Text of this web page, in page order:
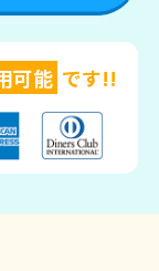
可能 です!!